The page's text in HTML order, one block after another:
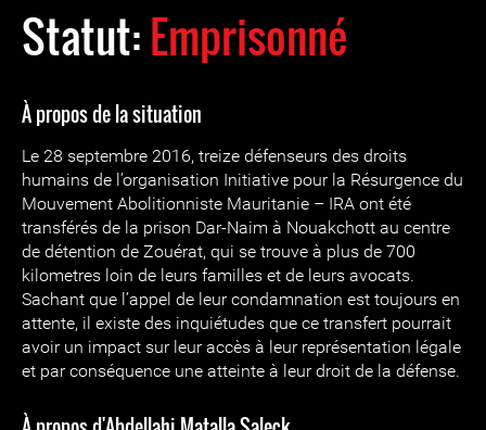
Statut:Emprisonné
À propos de la situation
Le 28 septembre 2016, treize défenseurs des droits
humains de l’organisation Initiative pour la Résurgence du
Mouvement Abolitionniste Mauritanie – IRA ont été
transférés de la prison Dar-Naim à Nouakchott au centre
de détention de Zouérat, qui se trouve à plus de 700
kilometres loin de leurs familles et de leurs avocats.
Sachant que l’appel de leur condamnation est toujours en
attente, il existe des inquiétudes que ce transfert pourrait
avoir un impact sur leur accès à leur représentation légale
et par conséquence une atteinte à leur droit de la défense.